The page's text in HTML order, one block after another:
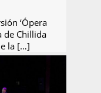
‘Ópera
de Chillida
la […]